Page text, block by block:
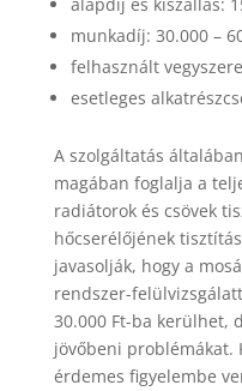
munkadíj: 30.000 –
felhasznált
esetleges
A szolgáltatás
magában foglalja a
radiátorok és csövek
hőcserélőjének
javasolják, hogy a
rendszer-
30.000 Ft-ba kerülhet,
jövőbeni problémákat.
érdemes figyelembe